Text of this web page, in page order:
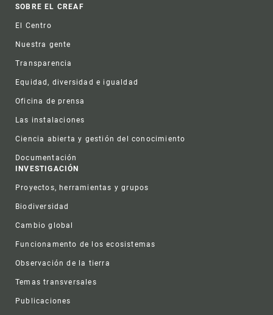
Footer
SOBRE EL CREAF
El Centro
Nuestra gente
Transparencia
Equidad, diversidad e igualdad
Oficina de prensa
Las instalaciones
Ciencia abierta y gestión del conocimiento
Documentación
INVESTIGACIÓN
Proyectos, herramientas y grupos
Biodiversidad
Cambio global
Funcionamento de los ecosistemas
Observación de la tierra
Temas transversales
Publicaciones